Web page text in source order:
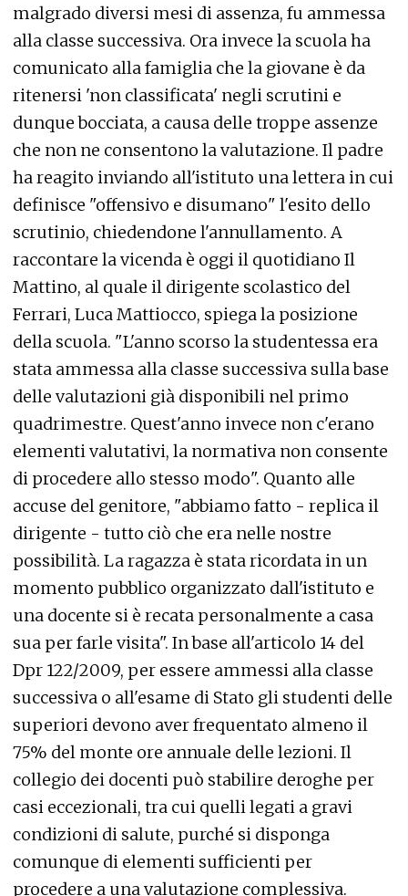
malgrado diversi mesi di assenza, fu ammessa
alla classe successiva. Ora invece la scuola ha
comunicato alla famiglia che la giovane è da
ritenersi 'non classificata' negli scrutini e
dunque bocciata, a causa delle troppe assenze
che non ne consentono la valutazione. Il padre
ha reagito inviando all'istituto una lettera in cui
definisce "offensivo e disumano" l'esito dello
scrutinio, chiedendone l'annullamento. A
raccontare la vicenda è oggi il quotidiano Il
Mattino, al quale il dirigente scolastico del
Ferrari, Luca Mattiocco, spiega la posizione
della scuola. "L'anno scorso la studentessa era
stata ammessa alla classe successiva sulla base
delle valutazioni già disponibili nel primo
quadrimestre. Quest'anno invece non c'erano
elementi valutativi, la normativa non consente
di procedere allo stesso modo". Quanto alle
accuse del genitore, "abbiamo fatto - replica il
dirigente - tutto ciò che era nelle nostre
possibilità. La ragazza è stata ricordata in un
momento pubblico organizzato dall'istituto e
una docente si è recata personalmente a casa
sua per farle visita". In base all'articolo 14 del
Dpr 122/2009, per essere ammessi alla classe
successiva o all'esame di Stato gli studenti delle
superiori devono aver frequentato almeno il
75% del monte ore annuale delle lezioni. Il
collegio dei docenti può stabilire deroghe per
casi eccezionali, tra cui quelli legati a gravi
condizioni di salute, purché si disponga
comunque di elementi sufficienti per
procedere a una valutazione complessiva.